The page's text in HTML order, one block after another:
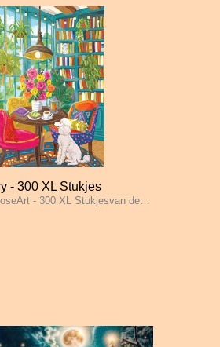
- 300 XL Stukjes
- 300 XL Stukjesvan de…